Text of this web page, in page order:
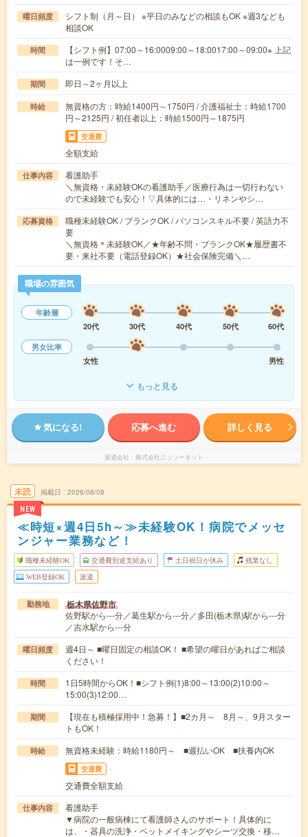
曜日頻度
シフト制（月～日） ※平日のみなどの相談もOK ※週3なども
相談OK
時間
【シフト例】07:00～16:0009:00～18:0017:00～09:00※ 上記
は一例です！そ…
期間 即日～2ヶ月以上
時給
無資格の方：時給1400円～1750円 / 介護福祉士：時給1700
円～2125円 / 初任者以上：時給1500円～1875円
交通費
全額支給
仕事内容
看護助手
＼無資格・未経験OKの看護助手／医療行為は一切行わない
ので未経験でも安心！▽具体的には…・リネンやシ…
応募資格
職種未経験OK / ブランクOK / パソコンスキル不要 / 英語力不
要
＼無資格＊未経験OK／★年齢不問・ブランクOK★履歴書不
要・来社不要（電話登録OK）★社会保険完備＼…
職場の雰囲気
年齢層
20代
30代 40代 50代
60代
男女比率
女性
男性
もっと見る
気になる! 応募へ進む 詳しく見る
派遣会社 株式会社ニッソーネット
未読
NEW
掲載日 2026/08/08
≪時短×週4日5h～≫未経験OK！病院でメッセ
ンジャー業務など！
職種未経験OK 交通費別途支給あり 土日祝日が休み 残業なし
WEB登録OK 派遣
勤務地 栃木県佐野市
佐野駅から---分／葛生駅から---分／多田(栃木県)駅から---分
／吉水駅から---分
曜日頻度
週4日～ ■曜日固定の相談OK！ ■希望の曜日があればご相談
ください！
時間
1日5時間からOK！■シフト例(1)8:00～13:00(2)10:00～
15:00(3)12:00…
期間
【現在も積極採用中！急募！】■2カ月～ 8月～、9月スター
トもOK！
時給 無資格未経験：時給1180円～ ■週払いOK ■扶養内OK
交通費
交通費全額支給
仕事内容
看護助手
▼病院の一般病棟にて看護師さんのサポート！具体的に
は、・器具の洗浄・ベットメイキングやシーツ交換・移…